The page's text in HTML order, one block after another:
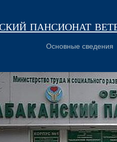
пансионат
Основные сведения